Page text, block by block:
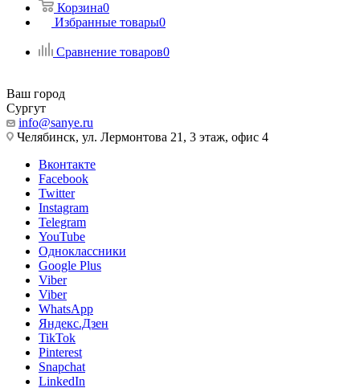
Корзина0
Избранные товары0
Сравнение товаров0
Ваш город
Сургут
info@sanye.ru
Челябинск, ул. Лермонтова 21, 3 этаж, офис 4
Вконтакте
Facebook
Twitter
Instagram
Telegram
YouTube
Одноклассники
Google Plus
Viber
Viber
WhatsApp
Яндекс.Дзен
TikTok
Pinterest
Snapchat
LinkedIn